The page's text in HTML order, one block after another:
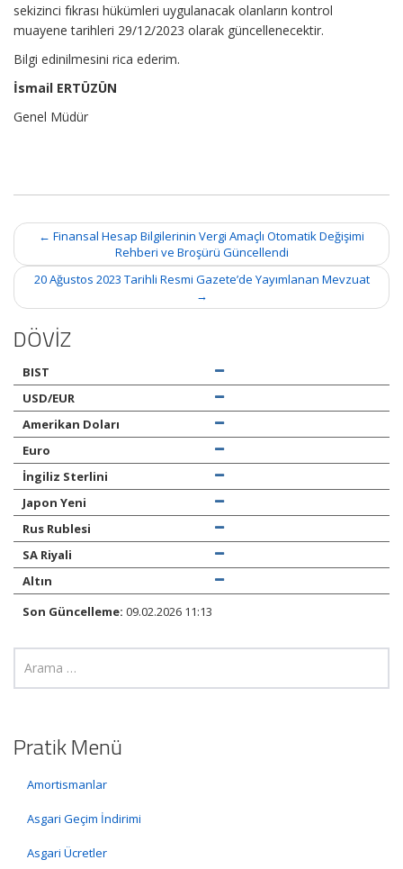
sekizinci fıkrası hükümleri uygulanacak olanların kontrol
muayene tarihleri 29/12/2023 olarak güncellenecektir.
Bilgi edinilmesini rica ederim.
İsmail ERTÜZÜN
Genel Müdür
Post
navigation
← Finansal Hesap Bilgilerinin Vergi Amaçlı Otomatik Değişimi
Rehberi ve Broşürü Güncellendi
20 Ağustos 2023 Tarihli Resmi Gazete’de Yayımlanan Mevzuat
→
DÖVİZ
BIST
USD/EUR
Amerikan Doları
Euro
İngiliz Sterlini
Japon Yeni
Rus Rublesi
SA Riyali
Altın
Son Güncelleme: 09.02.2026 11:13
Pratik Menü
Amortismanlar
Asgari Geçim İndirimi
Asgari Ücretler